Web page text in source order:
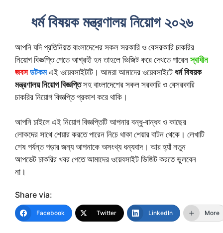
ধর্ম বিষয়ক মন্ত্রণালয় নিয়োগ ২০২৬
আপনি যদি প্রতিনিয়ত বাংলাদেশের সকল সরকারি ও বেসরকারি চাকরির
নিয়োগ বিজ্ঞপ্তি পেতে আগ্রহী হন তাহলে ভিজিট করে দেখতে পারেনস্বাধীন
জবসডটকমএই ওয়েবসাইটটি। আমরা আমাদের ওয়েবসাইটেধর্ম বিষয়ক
মন্ত্রণালয় নিয়োগ বিজ্ঞপ্তিসহ বাংলাদেশের সকল সরকারি ও বেসরকারি
চাকরির নিয়োগ বিজ্ঞপ্তি প্রকাশ করে থাকি।
আপনি চাইলে এই নিয়োগ বিজ্ঞপ্তিটি আপনার বন্ধু-বান্ধব ও কাছের
লোকদের সাথে শেয়ার করতে পারেন নিচে থাকা শেয়ার বাটন থেকে। লেখাটি
শেষ পর্যন্ত পড়ার জন্য আপনাকে অসংখ্য ধন্যবাদ। আর হ্যাঁ নতুন
আপডেট চাকরির খবর পেতে আমাদের ওয়েবসাইট ভিজিট করতে ভুলবেন
না।
Share via:
Facebook Twitter LinkedIn More